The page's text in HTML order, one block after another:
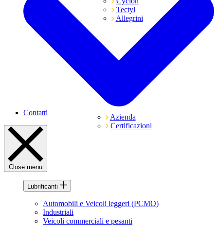
Tectyl
Allegrini
Azienda
Certificazioni
Contatti
Close menu
Lubrificanti
Automobili e Veicoli leggeri (PCMO)
Industriali
Veicoli commerciali e pesanti